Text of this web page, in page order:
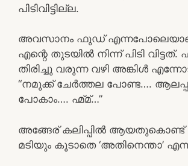
പിടിവിട്ടില്ല.
അവസാനം ഫുഡ്
എന്റെ തുടയിൽ നിന്ന് പിടി
തിരിച്ചു വരുന്ന വഴി അങ്കിൾ
“നമുക്ക് ചേർത്തല പോണ്ട….
പോകാം…. ഹ്മ്മ്…”
അങ്ങേര് കലിപ്പിൽ
മടിയും കൂടാതെ ‘അതിനെന്താ’